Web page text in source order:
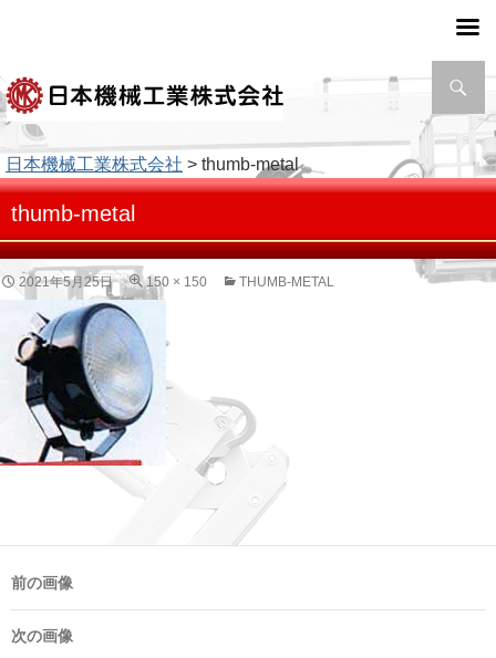
索
日本機械工業株式会社 > thumb-metal
thumb-metal
2021年5月25日 150 × 150 THUMB-METAL
前の画像
次の画像